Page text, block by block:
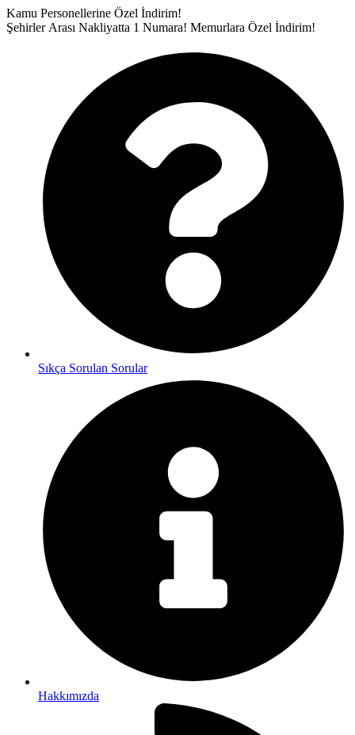
İçeriğe
atla
Kamu Personellerine Özel İndirim!
Şehirler Arası Nakliyatta 1 Numara! Memurlara Özel İndirim!
Sıkça Sorulan Sorular
Hakkımızda